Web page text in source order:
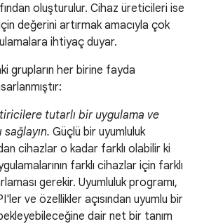
oluşturulur. Cihaz üreticileri ise
değerini artırmak amacıyla çok
ihtiyaç duyar.
grupların her birine fayda
tutarlı bir uygulama ve
sağlayın. Güçlü bir uyumluluk
cihazlar o kadar farklı olabilir ki
farklı cihazlar için farklı
gerekir. Uyumluluk programı,
ve özellikler açısından uyumlu bir
dair net bir tanım